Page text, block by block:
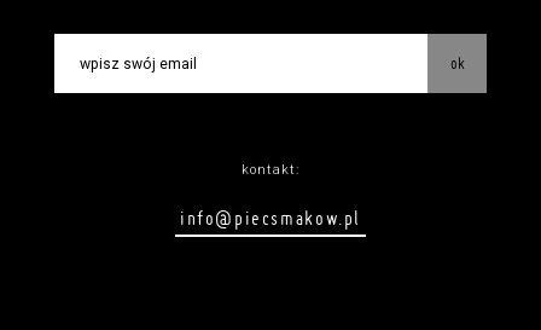
ok
kontakt:
info@piecsmakow.pl